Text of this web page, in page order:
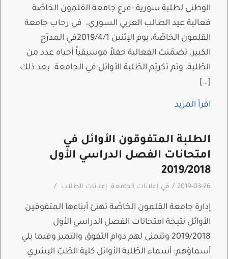
الوطني لطلبة سورية -فرع جامعة القلمون الخاصّة
فعالية عيد الطالب العربي السوري، في رحاب جامعة
القلمون الخاصّة، يوم الإثنين 2019/4/1في المدرّج
الكبير. تضمّنت الفعالية حفلاً موسيقياً أحياه عدد من
الطّلبة، وتم تكريّم الطّلبة الأوائل في الجامعة. بعد ذلك
[…]
اقرأ المزيد
الطلبة المتفوقون الأوائل في
امتحانات الفصل الدراسي الأول
2019/2018
2019-03-26
/ في إعلانات الجامعة, إعلانات الطلاب /
إدارة جامعة القلمون الخاصّة تهنئ أبناءها المتفوقين
الأوائل نتيجة امتحانات الفصل الدراسي الأول
2019/2018 وتتمنى لهم دوام التفوق والتميز وفيما يلي
أسماؤهم: أسماء الطّلبة الأوائل كلية الطّبّ البشري